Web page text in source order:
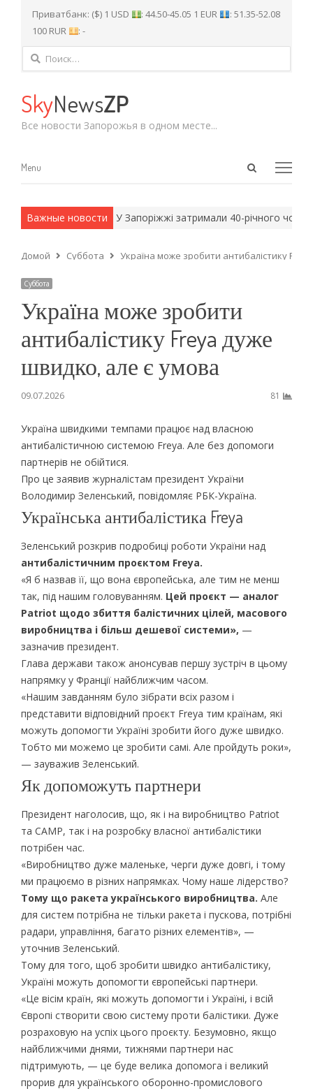
Приватбанк: ($) 1 USD : 44.50-45.05 1 EUR
: 51.35-52.08
100 RUR
: -
Найти:
SkyNewsZP
Все новости Запорожья в одном месте...
Open
Menu
Menu
Важные новости
методы. У Запоріжжі затримали 40-річного
Домой Суббота Україна може зробити антибалістику
Суббота
Україна може зробити
антибалістику Freya дуже
швидко, але є умова
09.07.2026 81
Україна швидкими темпами працює над власною
антибалістичною системою Freya. Але без допомоги
партнерів не обійтися.
Про це заявив журналістам президент України
Володимир Зеленський, повідомляє РБК-Україна.
Українська антибалістика Freya
Зеленський розкрив подробиці роботи України над
антибалістичним проєктом Freya.
«Я б назвав її, що вона європейська, але тим не менш
так, під нашим головуванням. Цей проєкт — аналог
Patriot щодо збиття балістичних цілей, масового
виробництва і більш дешевої системи», —
зазначив президент.
Глава держави також анонсував першу зустріч в цьому
напрямку у Франції найближчим часом.
«Нашим завданням було зібрати всіх разом і
представити відповідний проєкт Freya тим країнам, які
можуть допомогти Україні зробити його дуже швидко.
Тобто ми можемо це зробити самі. Але пройдуть роки»,
— зауважив Зеленський.
Як допоможуть партнери
Президент наголосив, що, як і на виробництво Patriot
та CAMP, так і на розробку власної антибалістики
потрібен час.
«Виробництво дуже маленьке, черги дуже довгі, і тому
ми працюємо в різних напрямках. Чому наше лідерство?
Тому що ракета українського виробництва. Але
для систем потрібна не тільки ракета і пускова, потрібні
радари, управління, багато різних елементів», —
уточнив Зеленський.
Тому для того, щоб зробити швидко антибалістику,
Україні можуть допомогти європейські партнери.
«Це вісім країн, які можуть допомогти і Україні, і всій
Європі створити свою систему проти балістики. Дуже
розраховую на успіх цього проєкту. Безумовно, якщо
найближчими днями, тижнями партнери нас
підтримують, — це буде велика допомога і великий
прорив для українського оборонно-промислового